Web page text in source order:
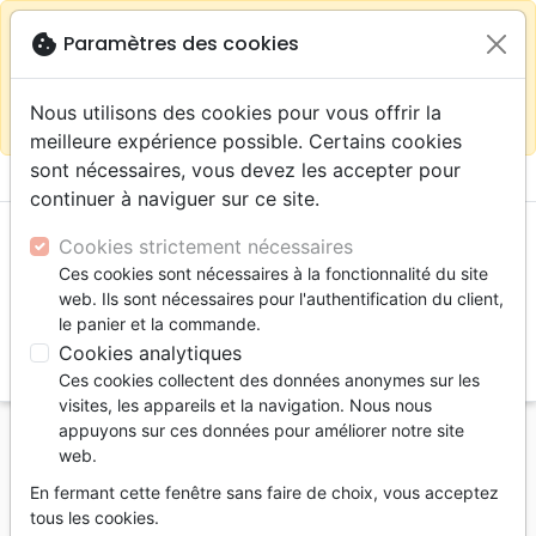
Continuer sur le site France close
warningSelon votre
localisation (États-
sur la boutique La Maison de la Bible Suisse
menu shopping_cart
Accueil Livres
Souffrance, Relation d'aide
Des gestes qui touchent le coeur
cookie Paramètres des cookies
Nous utilisons des cookies pour vous offrir la
meilleure expérience possible. Certains cookies
sont nécessaires, vous devez les accepter pour
continuer à naviguer sur ce site.
Cookies strictement nécessaires
Ces cookies sont nécessaires à la fonctionnalité du site
web. Ils sont nécessaires pour l'authentification du client,
le panier et la commande.
Cookies analytiques
Ces cookies collectent des données anonymes sur les
visites, les appareils et la navigation. Nous nous
appuyons sur ces données pour améliorer notre site
web.
En fermant cette fenêtre sans faire de choix, vous acceptez
tous les cookies.